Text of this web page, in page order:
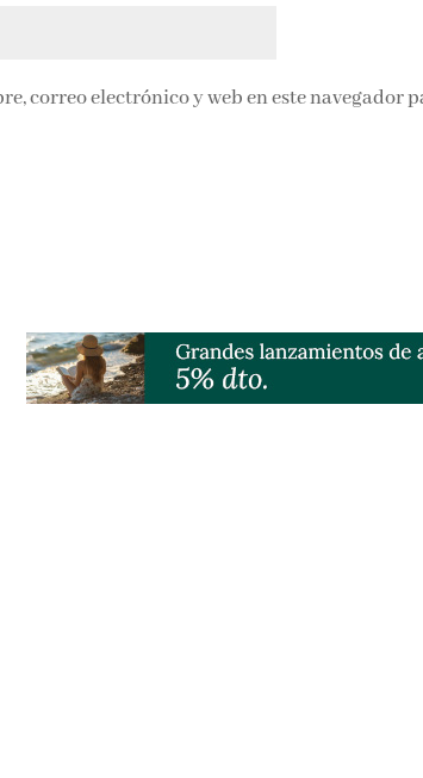
correo electrónico y web en este navegador